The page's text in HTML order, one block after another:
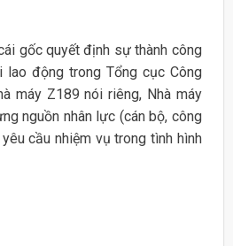
gốc quyết định sự thành công
lao động trong Tổng cục Công
máy Z189 nói riêng, Nhà máy
nguồn nhân lực (cán bộ, công
cầu nhiệm vụ trong tình hình